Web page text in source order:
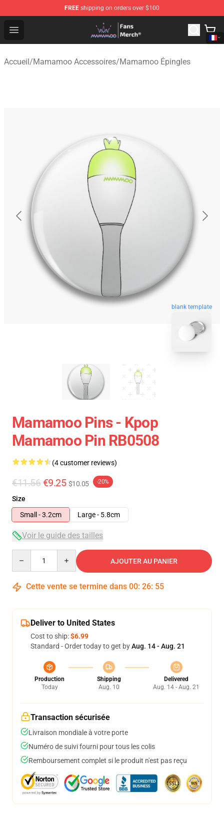
FREE shipping on orders over $100
Open menu
Mamamoo Store - Official Mamamoo Merchandise Shop
Accueil/Mamamoo Accessoires/Mamamoo Épingles
blank template
Mamamoo Pins - Kpop
Mamamoo Pin RB0508
(4 customer reviews)
€11.56 €9.25 $10.05 -20%
Size
Small - 3.2cm
Large - 5.8cm
Voir le guide des tailles
AJOUTER AU PANIER
Cette vente se termine dans 00: 26: 54
Deliver to United States
Cost to ship:$6.99
Standard - Order today to get byAug. 14 - Aug. 21
Production
Today
Shipping
Aug. 10
Delivered
Aug. 14 - Aug. 21
Transaction sécurisée
Livraison mondiale à votre porte
Numéro de suivi fourni pour tous les colis
Remboursement complet si le produit n'est pas reçu